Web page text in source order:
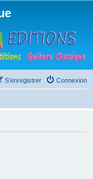
Connexion
S’enregistrer